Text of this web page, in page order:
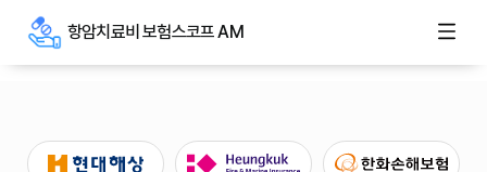
항암치료비 보험스코프 AM